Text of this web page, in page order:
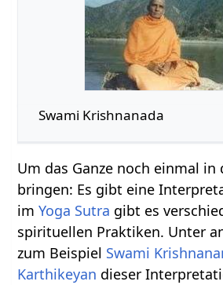
Swami Krishnanada
Um das Ganze noch einmal in
bringen: Es gibt eine
imYoga Sutra gibt es
spirituellen Praktiken. Unter
zum Beispiel Swami
Karthikeyan dieser